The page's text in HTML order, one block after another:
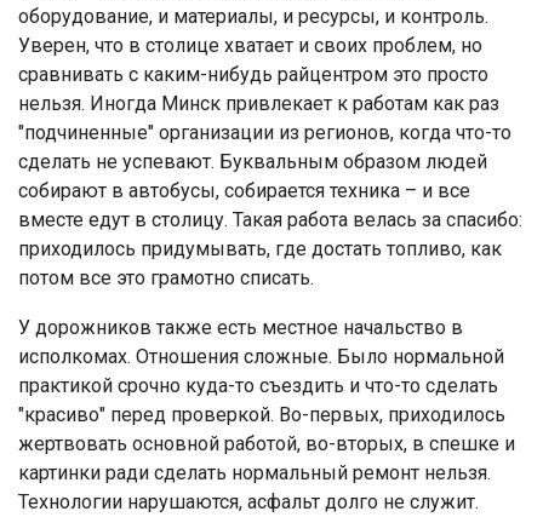
оборудование, и материалы, и ресурсы, и контроль.
Уверен, что в столице хватает и своих проблем, но
сравнивать с каким-нибудь райцентром это просто
нельзя. Иногда Минск привлекает к работам как раз
"подчиненные" организации из регионов, когда что-то
сделать не успевают. Буквальным образом людей
собирают в автобусы, собирается техника – и все
вместе едут в столицу. Такая работа велась за спасибо:
приходилось придумывать, где достать топливо, как
потом все это грамотно списать.
У дорожников также есть местное начальство в
исполкомах. Отношения сложные. Было нормальной
практикой срочно куда-то съездить и что-то сделать
"красиво" перед проверкой. Во-первых, приходилось
жертвовать основной работой, во-вторых, в спешке и
картинки ради сделать нормальный ремонт нельзя.
Технологии нарушаются, асфальт долго не служит.